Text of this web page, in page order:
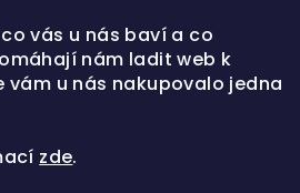
vás u nás baví a co
nám ladit web k
vám u nás nakupovalo jedna
zde.